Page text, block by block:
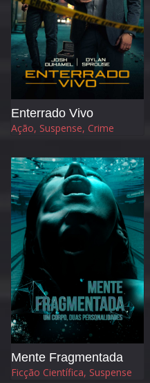
Enterrado Vivo
Ação, Suspense, Crime
Mente Fragmentada
Ficção Científica, Suspense